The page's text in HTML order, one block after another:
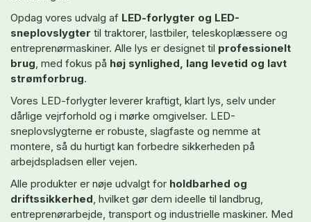
Opdag vores udvalg af LED-forlygter og LED-
sneplovslygter til traktorer, lastbiler, teleskoplæssere og
entreprenørmaskiner. Alle lys er designet til professionelt
brug, med fokus på høj synlighed, lang levetid og lavt
strømforbrug.
Vores LED-forlygter leverer kraftigt, klart lys, selv under
dårlige vejrforhold og i mørke omgivelser. LED-
sneplovslygterne er robuste, slagfaste og nemme at
montere, så du hurtigt kan forbedre sikkerheden på
arbejdspladsen eller vejen.
Alle produkter er nøje udvalgt for holdbarhed og
driftssikkerhed, hvilket gør dem ideelle til landbrug,
entreprenørarbejde, transport og industrielle maskiner. Med